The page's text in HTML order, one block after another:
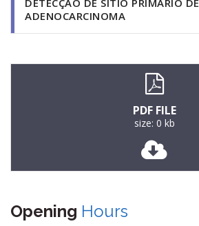
DETECÇÃO DE SÍTIO PRIMÁRIO DE
ADENOCARCINOMA
PDF FILE
size: 0 kb
Opening Hours